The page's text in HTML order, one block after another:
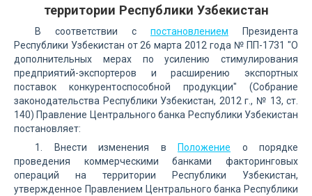
территории Республики Узбекистан
В соответствии с постановлением Президента
Республики Узбекистан от 26 марта 2012 года № ПП-1731 "О
дополнительных мерах по усилению стимулирования
предприятий-экспортеров и расширению экспортных
поставок конкурентоспособной продукции" (Собрание
законодательства Республики Узбекистан, 2012 г., № 13, ст.
140) Правление Центрального банка Республики Узбекистан
постановляет:
1. Внести изменения в
Положение о порядке
проведения коммерческими банками факторинговых
операций на территории Республики Узбекистан,
утвержденное Правлением Центрального банка Республики